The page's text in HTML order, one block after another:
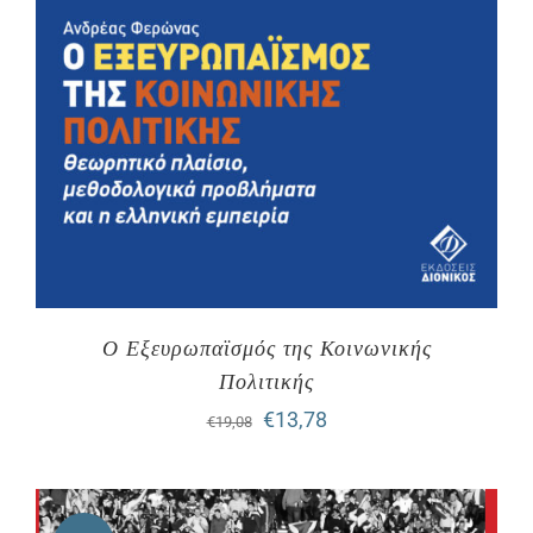
Ο Εξευρωπαϊσμός της Κοινωνικής
Πολιτικής
€19,08
Original
was:
€13,78Η
τιμή